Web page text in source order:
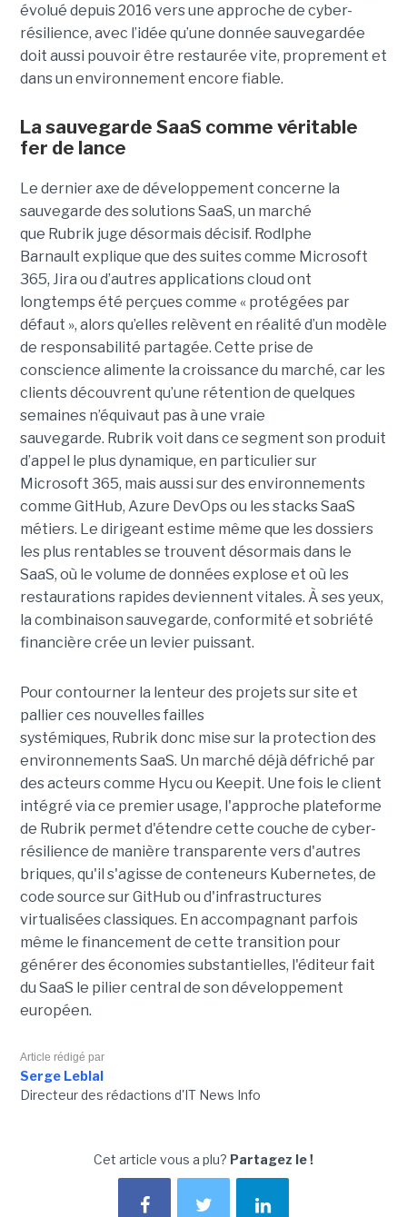
évolué depuis 2016 vers une approche de cyber-
résilience, avec l’idée qu’une donnée sauvegardée
doit aussi pouvoir être restaurée vite, proprement et
dans un environnement encore fiable.
La sauvegarde SaaS comme véritable
fer de lance
Le dernier axe de développement concerne la
sauvegarde des solutions SaaS, un marché
que Rubrik juge désormais décisif. Rodlphe
Barnault explique que des suites comme Microsoft
365, Jira ou d’autres applications cloud ont
longtemps été perçues comme « protégées par
défaut », alors qu’elles relèvent en réalité d’un modèle
de responsabilité partagée. Cette prise de
conscience alimente la croissance du marché, car les
clients découvrent qu’une rétention de quelques
semaines n’équivaut pas à une vraie
sauvegarde. Rubrik voit dans ce segment son produit
d’appel le plus dynamique, en particulier sur
Microsoft 365, mais aussi sur des environnements
comme GitHub, Azure DevOps ou les stacks SaaS
métiers. Le dirigeant estime même que les dossiers
les plus rentables se trouvent désormais dans le
SaaS, où le volume de données explose et où les
restaurations rapides deviennent vitales. À ses yeux,
la combinaison sauvegarde, conformité et sobriété
financière crée un levier puissant.
Pour contourner la lenteur des projets sur site et
pallier ces nouvelles failles
systémiques, Rubrik donc mise sur la protection des
environnements SaaS. Un marché déjà défriché par
des acteurs comme Hycu ou Keepit. Une fois le client
intégré via ce premier usage, l'approche plateforme
de Rubrik permet d'étendre cette couche de cyber-
résilience de manière transparente vers d'autres
briques, qu'il s'agisse de conteneurs Kubernetes, de
code source sur GitHub ou d'infrastructures
virtualisées classiques. En accompagnant parfois
même le financement de cette transition pour
générer des économies substantielles, l'éditeur fait
du SaaS le pilier central de son développement
européen.
Article rédigé par
Serge Leblal
Directeur des rédactions d'IT News Info
Cet article vous a plu? Partagez le !